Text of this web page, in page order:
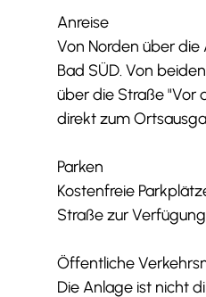
Anreise
Von Norden über
Bad SÜD. Von
über die Straße "Vor
direkt zum
Parken
Kostenfreie
Straße zur
Öffentliche
Die Anlage ist nicht